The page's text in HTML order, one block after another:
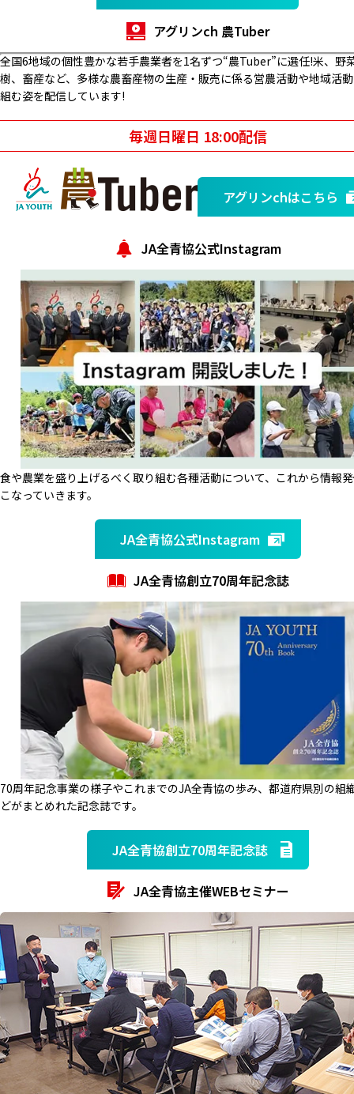
アグリンch 農Tuber
全国6地域の個性豊かな若手農業者を1名ずつ“農Tuber”に選任!米、野
樹、畜産など、多様な農畜産物の生産・販売に係る営農活動や地域活
組む姿を配信しています!
毎週日曜日 18:00配信
アグリンchはこちら
JA全青協公式Instagram
食や農業を盛り上げるべく取り組む各種活動について、これから情報
こなっていきます。
JA全青協公式Instagram
JA全青協創立70周年記念誌
70周年記念事業の様子やこれまでのJA全青協の歩み、都道府県別の組
どがまとめれた記念誌です。
JA全青協創立70周年記念誌
JA全青協主催WEBセミナー